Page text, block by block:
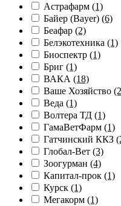
Астрафарм (1)
Байер (Bayer) (6)
Беафар (2)
Белэкотехника (1)
Биоспектр (1)
Бриг (1)
ВАКА (18)
Ваше Хозяйство
Веда (1)
Волтера ТД (1)
ГамаВетФарм (1)
Гатчинский ККЗ
Глобал-Вет (3)
Зоогурман (4)
Капитал-прок (1)
Курск (1)
Мегакорм (1)